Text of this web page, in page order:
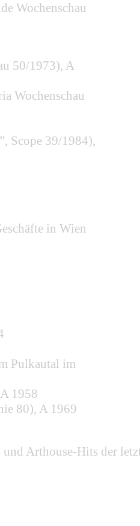
Wochenschau
50/1973), A
Wochenschau
Scope 39/1984),
in Wien
Pulkautal im
1958
80), A 1969
Arthouse-Hits der